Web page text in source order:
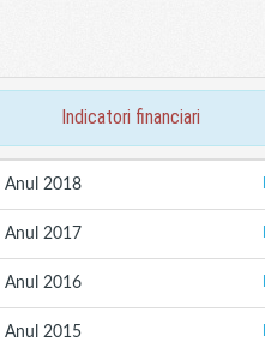
indicatori financiari
Anul 2018
Anul 2017
Anul 2016
Anul 2015